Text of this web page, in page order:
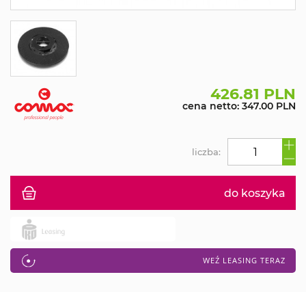
426.81 PLN
cena netto: 347.00 PLN
do koszyka
WEŹ LEASING TERAZ
liczba: